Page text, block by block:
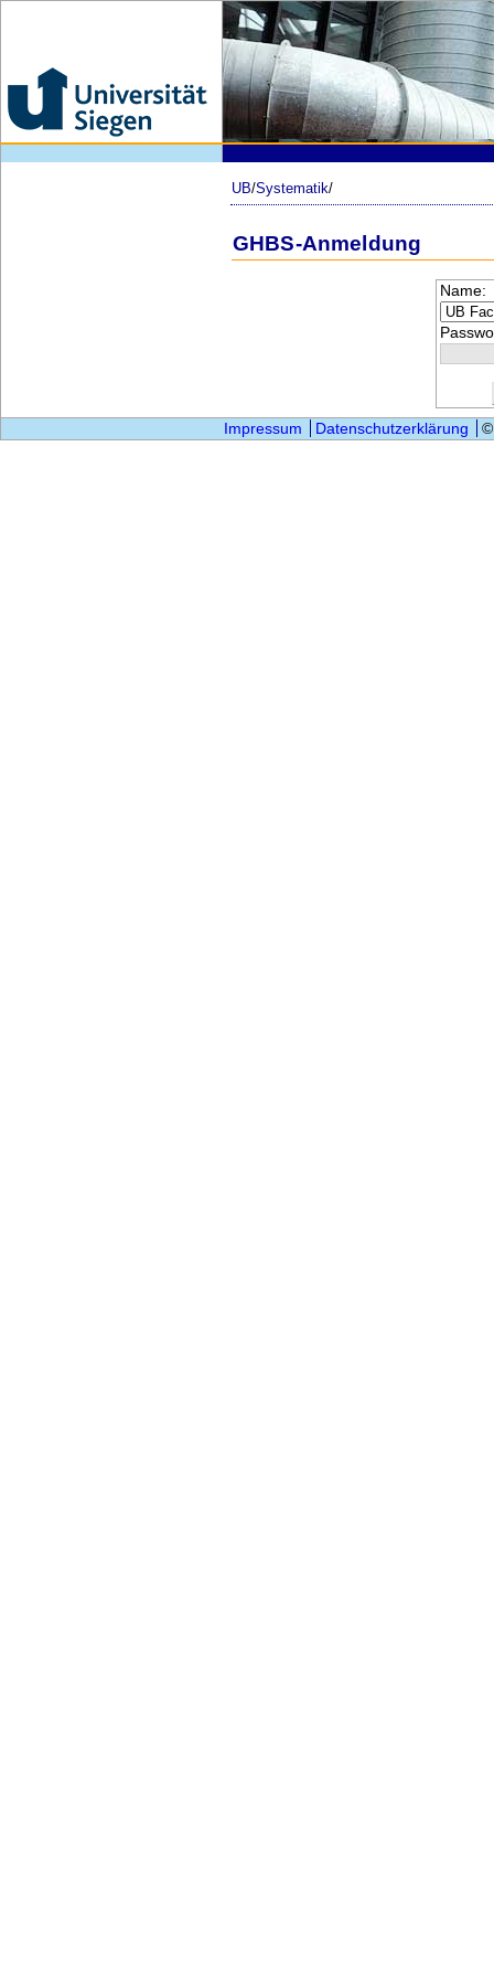
UB/Systematik/
GHBS-Anmeldung
Name:
Impressum Datenschutzerklärung ©